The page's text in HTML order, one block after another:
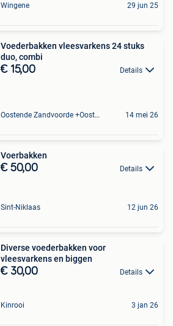
Wingene 29 jun 25
Voederbakken vleesvarkens 24 stuks
duo, combi
€ 15,00 Details
Oostende Zandvoorde +Oostende 14 mei 26
Voerbakken
€ 50,00 Details
Sint-Niklaas 12 jun 26
Diverse voederbakken voor
vleesvarkens en biggen
€ 30,00 Details
Kinrooi 3 jan 26